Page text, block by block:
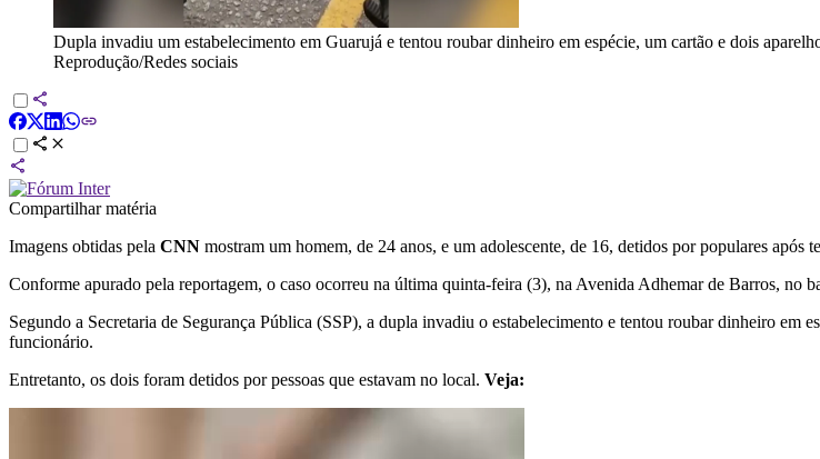
Dupla invadiu um estabelecimento em Guarujá e tentou roubar dinheiro em espécie, um cartão e dois
Reprodução/Redes sociais
Compartilhar matéria
Imagens obtidas pela CNN mostram um homem, de 24 anos, e um adolescente, de 16, detidos por populares
Conforme apurado pela reportagem, o caso ocorreu na última quinta-feira (3), na Avenida Adhemar de Barros, no
Segundo a Secretaria de Segurança Pública (SSP), a dupla invadiu o estabelecimento e tentou roubar dinheiro em
funcionário.
Entretanto, os dois foram detidos por pessoas que estavam no local. Veja: